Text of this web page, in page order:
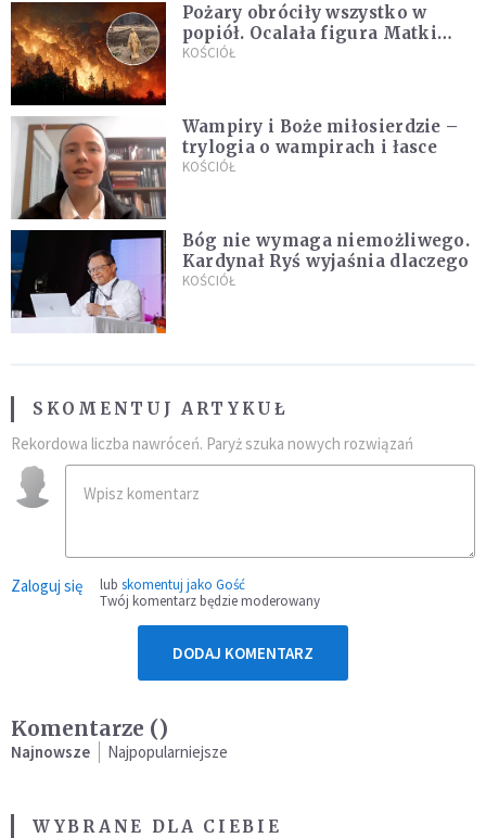
Pożary obróciły wszystko w
popiół. Ocalała figura Matki
Bożej
KOŚCIÓŁ
Wampiry i Boże miłosierdzie –
trylogia o wampirach i łasce
KOŚCIÓŁ
Bóg nie wymaga niemożliwego.
Kardynał Ryś wyjaśnia dlaczego
KOŚCIÓŁ
SKOMENTUJ ARTYKUŁ
Rekordowa liczba nawróceń. Paryż szuka nowych rozwiązań
Zaloguj się lub skomentuj jako Gość
Twój komentarz będzie moderowany
DODAJ KOMENTARZ
Komentarze ()
Najnowsze Najpopularniejsze
WYBRANE DLA CIEBIE